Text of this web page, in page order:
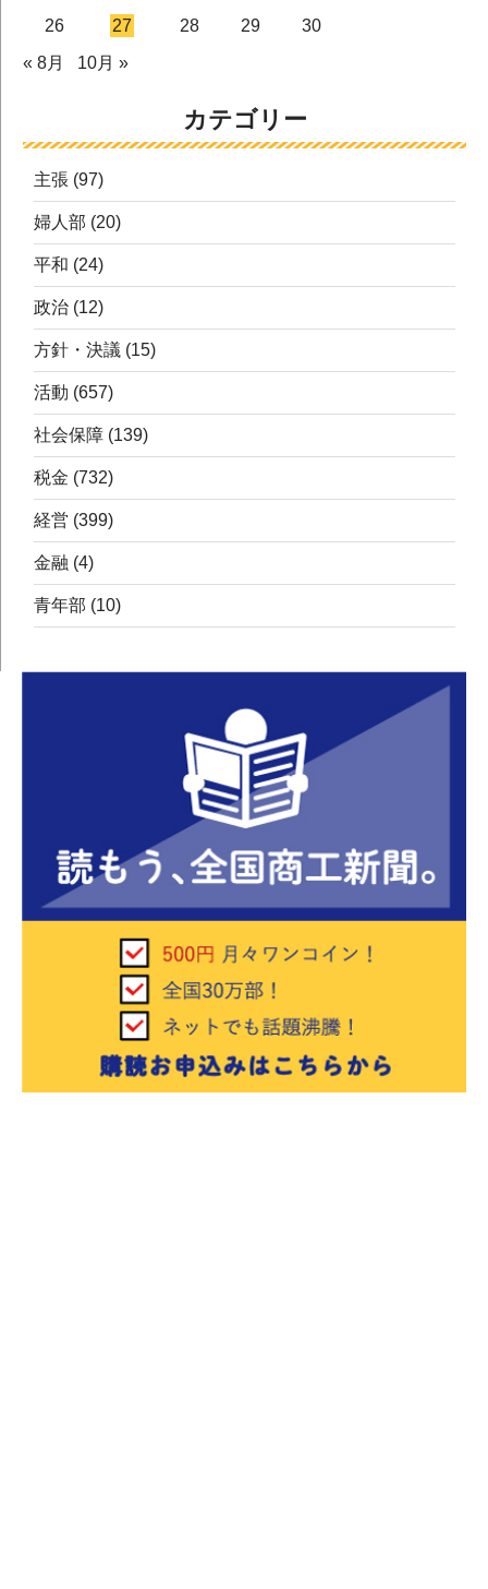
26
27 28 29
30
« 8月
10月 »
カテゴリー
主張 (97)
婦人部 (20)
平和 (24)
政治 (12)
方針・決議 (15)
活動 (657)
社会保障 (139)
税金 (732)
経営 (399)
金融 (4)
青年部 (10)